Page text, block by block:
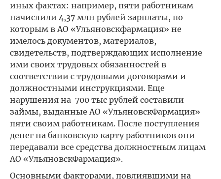
иных фактах: например, пяти работникам
начислили 4,37 млн рублей зарплаты, по
которым в АО «Ульяновскфармация» не
имелось документов, материалов,
свидетельств, подтверждающих исполнение
ими своих трудовых обязанностей в
соответствии с трудовыми договорами и
должностными инструкциями. Еще
нарушения на 700 тыс рублей составили
займы, выданные АО «УльяновскФармация»
пяти своим работникам. После поступления
денег на банковскую карту работников они
передавали все средства должностным лицам
АО «УльяновскФармация».
Основными факторами, повлиявшими на